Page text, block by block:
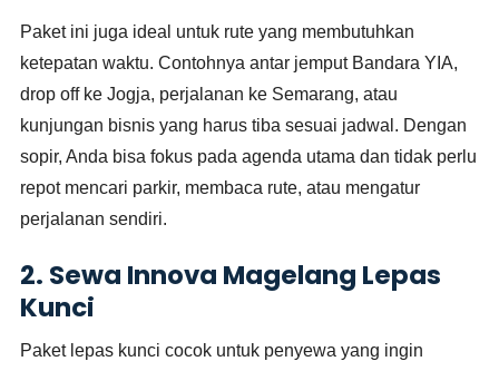
Paket ini juga ideal untuk rute yang membutuhkan
ketepatan waktu. Contohnya antar jemput Bandara YIA,
drop off ke Jogja, perjalanan ke Semarang, atau
kunjungan bisnis yang harus tiba sesuai jadwal. Dengan
sopir, Anda bisa fokus pada agenda utama dan tidak perlu
repot mencari parkir, membaca rute, atau mengatur
perjalanan sendiri.
2. Sewa Innova Magelang Lepas
Kunci
Paket lepas kunci cocok untuk penyewa yang ingin